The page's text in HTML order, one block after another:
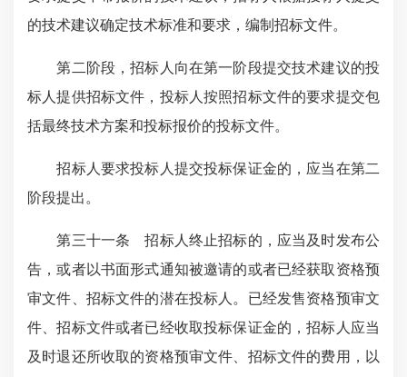
的技术建议确定技术标准和要求，编制招标文件。
第二阶段，招标人向在第一阶段提交技术建议的投
标人提供招标文件，投标人按照招标文件的要求提交包
括最终技术方案和投标报价的投标文件。
招标人要求投标人提交投标保证金的，应当在第二
阶段提出。
第三十一条 招标人终止招标的，应当及时发布公
告，或者以书面形式通知被邀请的或者已经获取资格预
审文件、招标文件的潜在投标人。已经发售资格预审文
件、招标文件或者已经收取投标保证金的，招标人应当
及时退还所收取的资格预审文件、招标文件的费用，以